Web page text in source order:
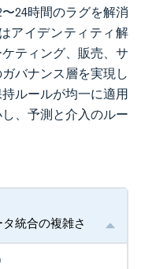
24時間のラグを解消
アイデンティティ解
ティング、販売、サ
バナンス層を実現し
ルールが均一に適用
、予測と介入のルー
統合の複雑さ